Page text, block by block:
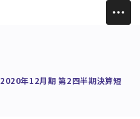
2020年12月期 第2四半期決算短